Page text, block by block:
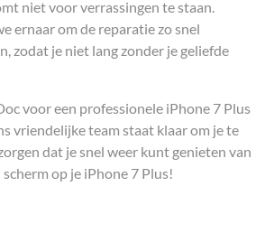
niet voor verrassingen te staan.
ernaar om de reparatie zo snel
zodat je niet lang zonder je geliefde
voor een professionele iPhone 7 Plus
vriendelijke team staat klaar om je te
dat je snel weer kunt genieten van
op je iPhone 7 Plus!